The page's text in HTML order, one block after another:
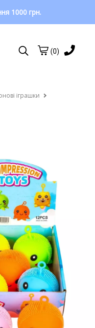
1000 грн.
(0)
іграшки